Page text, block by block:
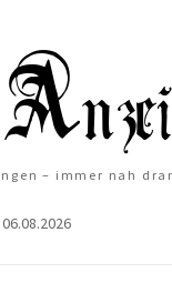
– immer nah